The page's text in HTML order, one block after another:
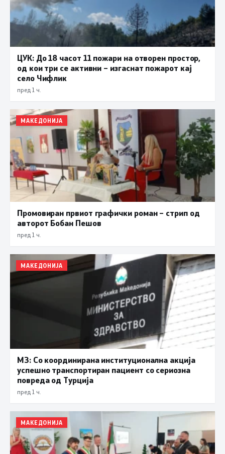
ЦУК: До 18 часот 11 пожари на отворен простор,
од кои три се активни – изгаснат пожарот кај
село Чифлик
пред 1 ч.
МАКЕДОНИЈА
Промовиран првиот графички роман – стрип од
авторот Бобан Пешов
пред 1 ч.
МАКЕДОНИЈА
МЗ: Со координирана институционална акција
успешно транспортиран пациент со сериозна
повреда од Турција
пред 1 ч.
МАКЕДОНИЈА